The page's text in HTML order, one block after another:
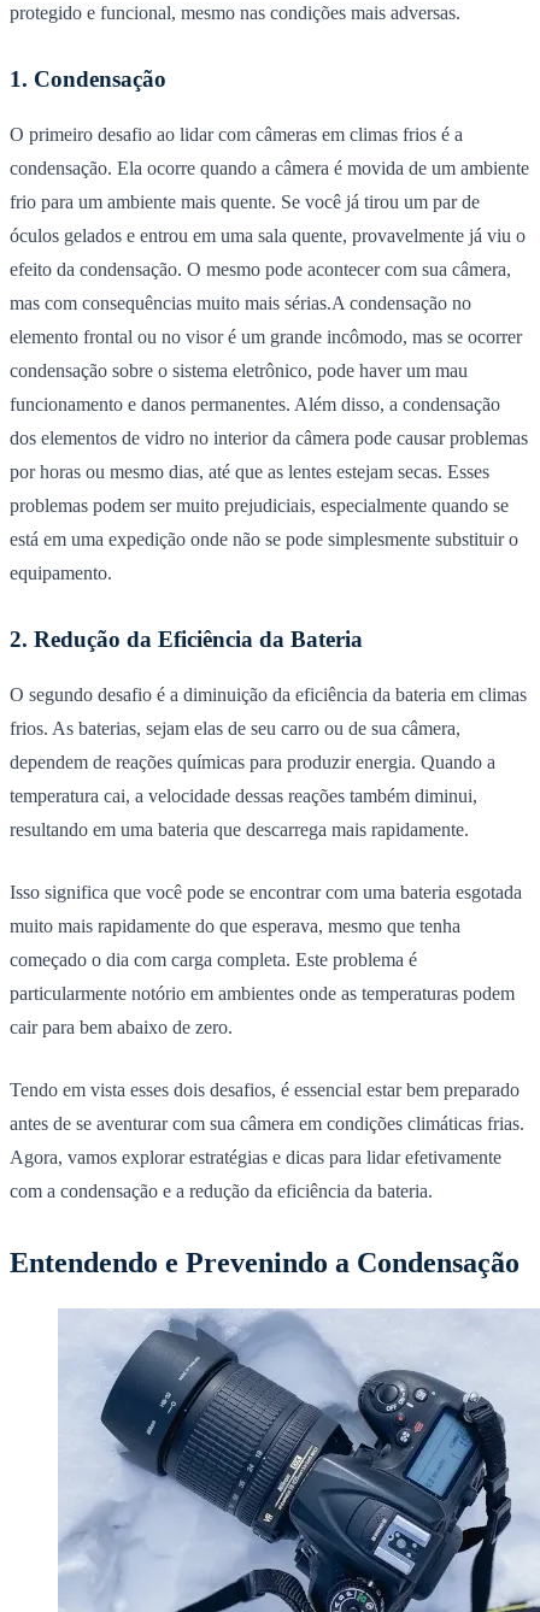
protegido e funcional, mesmo nas condições mais adversas.
1. Condensação
O primeiro desafio ao lidar com câmeras em climas frios é a
condensação. Ela ocorre quando a câmera é movida de um ambiente
frio para um ambiente mais quente. Se você já tirou um par de
óculos gelados e entrou em uma sala quente, provavelmente já viu o
efeito da condensação. O mesmo pode acontecer com sua câmera,
mas com consequências muito mais sérias.A condensação no
elemento frontal ou no visor é um grande incômodo, mas se ocorrer
condensação sobre o sistema eletrônico, pode haver um mau
funcionamento e danos permanentes. Além disso, a condensação
dos elementos de vidro no interior da câmera pode causar problemas
por horas ou mesmo dias, até que as lentes estejam secas. Esses
problemas podem ser muito prejudiciais, especialmente quando se
está em uma expedição onde não se pode simplesmente substituir o
equipamento.
2. Redução da Eficiência da Bateria
O segundo desafio é a diminuição da eficiência da bateria em climas
frios. As baterias, sejam elas de seu carro ou de sua câmera,
dependem de reações químicas para produzir energia. Quando a
temperatura cai, a velocidade dessas reações também diminui,
resultando em uma bateria que descarrega mais rapidamente.
Isso significa que você pode se encontrar com uma bateria esgotada
muito mais rapidamente do que esperava, mesmo que tenha
começado o dia com carga completa. Este problema é
particularmente notório em ambientes onde as temperaturas podem
cair para bem abaixo de zero.
Tendo em vista esses dois desafios, é essencial estar bem preparado
antes de se aventurar com sua câmera em condições climáticas frias.
Agora, vamos explorar estratégias e dicas para lidar efetivamente
com a condensação e a redução da eficiência da bateria.
Entendendo e Prevenindo a Condensação